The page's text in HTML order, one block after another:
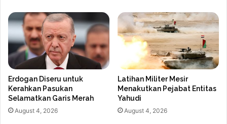
Erdogan Diseru untuk
Kerahkan Pasukan
Selamatkan Garis Merah
August 4, 2026
Latihan Militer Mesir
Menakutkan Pejabat Entitas
Yahudi
August 4, 2026